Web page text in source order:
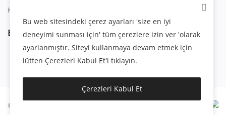
Kullanım Sözleşmesi
Bizi Takip Edin
© 2023 | Eygsoft
Bu web sitesindeki çerez ayarları 'size en iyi
deneyimi sunması için' tüm çerezlere izin ver 'olarak
ayarlanmıştır. Siteyi kullanmaya devam etmek için
lütfen Çerezleri Kabul Et'i tıklayın.
Çerezleri Kabul Et